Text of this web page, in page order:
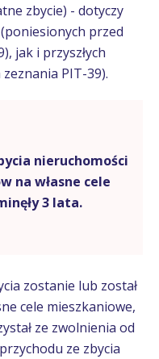
zbycie) - dotyczy
przed
jak i przyszłych
PIT-39).
nieruchomości
na własne cele
3 lata.
zostanie lub został
cele mieszkaniowe,
ze zwolnienia od
ze zbycia